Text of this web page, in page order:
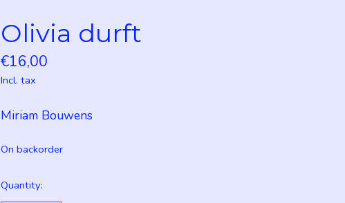
Olivia durft
€16,00
Incl. tax
Miriam Bouwens
On backorder
Quantity: